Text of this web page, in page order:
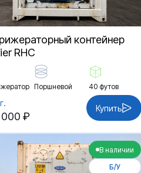
контейнер
RHC
Поршневой 40 футов
₽
Купить
В наличии
Б/У